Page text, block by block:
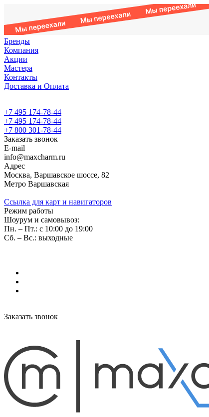
Бренды
Компания
Акции
Мастера
Контакты
Доставка и Оплата
+7 495 174-78-44
+7 495 174-78-44
+7 800 301-78-44
Заказать звонок
E-mail
info@maxcharm.ru
Адрес
Москва, Варшавское шоссе, 82
Метро Варшавская
Ссылка для карт и навигаторов
Режим работы
Шоурум и самовывоз:
Пн. – Пт.: с 10:00 до 19:00
Сб. – Вс.: выходные
Заказать звонок